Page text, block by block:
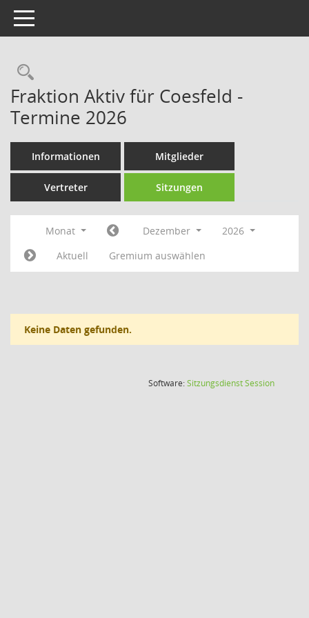
Toggle navigation
Rechercheauswahl
Fraktion Aktiv für Coesfeld -
Termine 2026
Informationen Mitglieder
Vertreter Sitzungen
Monat Dezember
2026
Aktuell
Gremium auswählen
Keine Daten gefunden.
Software:SitzungsdienstSession(Wird in